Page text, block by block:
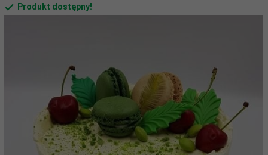
Produkt dostępny!